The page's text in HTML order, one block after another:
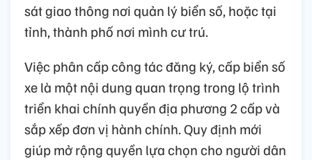
sát giao thông nơi quản lý biển số, hoặc tại
tỉnh, thành phố nơi mình cư trú.
Việc phân cấp công tác đăng ký, cấp biển số
xe là một nội dung quan trọng trong lộ trình
triển khai chính quyền địa phương 2 cấp và
sắp xếp đơn vị hành chính. Quy định mới
giúp mở rộng quyền lựa chọn cho người dân